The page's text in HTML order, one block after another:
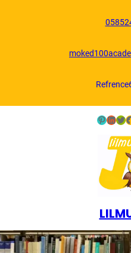
Twitter
LinkedIn
Pinterest